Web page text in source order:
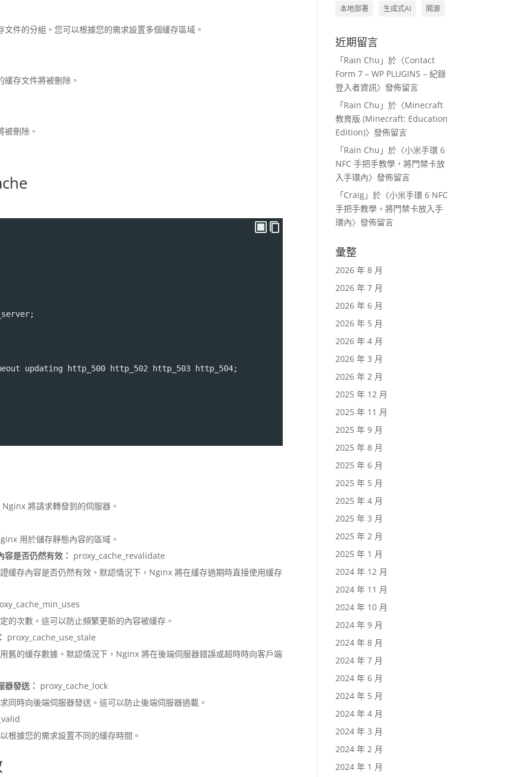
件的分組。您可以根據您的需求設置多個緩存區域。
存文件將被刪除。
刪除。
updating http_500 http_502 http_503 http_504;
將請求轉發到的伺服器。
用於儲存靜態內容的區域。
是否仍然有效： proxy_cache_revalidate
緩存內容是否仍然有效。默認情況下，Nginx 將在緩存過期時直接使用緩存
的次數。這可以防止頻繁更新的內容被緩存。
proxy_cache_use_stale
舊的緩存數據。默認情況下，Nginx 將在後端伺服器錯誤或超時時向客戶端
發送： proxy_cache_lock
同時向後端伺服器發送。這可以防止後端伺服器過載。
根據您的需求設置不同的緩存時間。
本地部署
生成式AI 開源
近期留言
「Rain Chu 」於〈Contact
Form 7 – WP PLUGINS – 紀錄
登入者資訊〉發佈留言
「Rain Chu 」於〈Minecraft
教育版 (Minecraft: Education
Edition)〉發佈留言
「Rain Chu 」於〈小米手環 6
NFC 手把手教學，將門禁卡放
入手環內〉發佈留言
「Craig 」於〈小米手環 6 NFC
手把手教學，將門禁卡放入手
環內〉發佈留言
彙整
2026 年 8 月
2026 年 7 月
2026 年 6 月
2026 年 5 月
2026 年 4 月
2026 年 3 月
2026 年 2 月
2025 年 12 月
2025 年 11 月
2025 年 9 月
2025 年 8 月
2025 年 6 月
2025 年 5 月
2025 年 4 月
2025 年 3 月
2025 年 2 月
2025 年 1 月
2024 年 12 月
2024 年 11 月
2024 年 10 月
2024 年 9 月
2024 年 8 月
2024 年 7 月
2024 年 6 月
2024 年 5 月
2024 年 4 月
2024 年 3 月
2024 年 2 月
2024 年 1 月